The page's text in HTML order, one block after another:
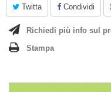
Twitta Condividi
Richiedi più info sul
Stampa